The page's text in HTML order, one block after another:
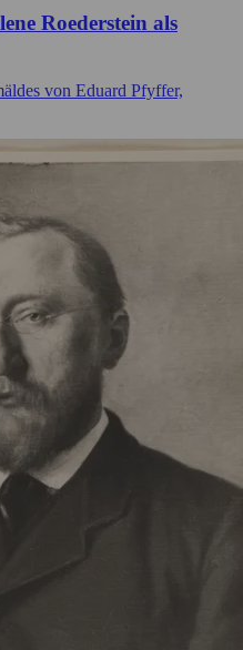
Roederstein als
von Eduard Pfyffer,